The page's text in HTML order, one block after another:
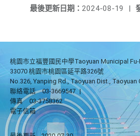
最後更新日期： 2024-08-19
|
桃園市立福豐國民中學Taoyuan Municipal
33070 桃園市桃園區延平路326號
No.326, Yanping Rd., Taoyuan Dist., Taoyuan
聯絡電話
03-3669547 |
傳真
03-3758362
電子信箱